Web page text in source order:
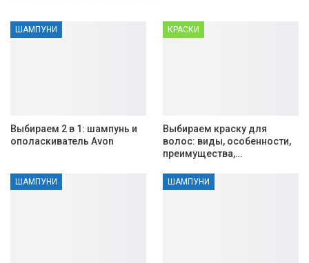
ШАМПУНИ
Выбираем 2 в 1: шампунь и
ополаскиватель Avon
КРАСКИ
Выбираем краску для
волос: виды, особенности,
преимущества,…
ШАМПУНИ ШАМПУНИ